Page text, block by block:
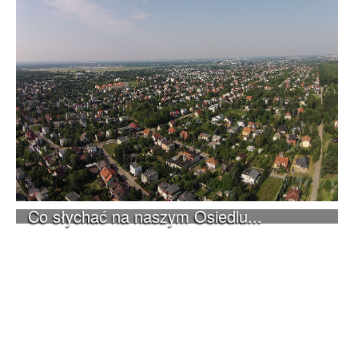
Co słychać na naszym Osiedlu...